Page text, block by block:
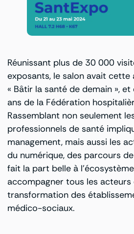
Réunissant plus de 30 000
exposants, le salon avait cette
« Bâtir la santé de demain »,
ans de la Fédération
Rassemblant non seulement
professionnels de santé
management, mais aussi les
du numérique, des parcours
fait la part belle à
accompagner tous les acteurs
transformation des
médico-sociaux.